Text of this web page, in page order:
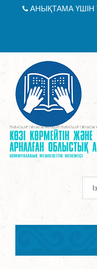
АНЫҚТАМА ҮШІН